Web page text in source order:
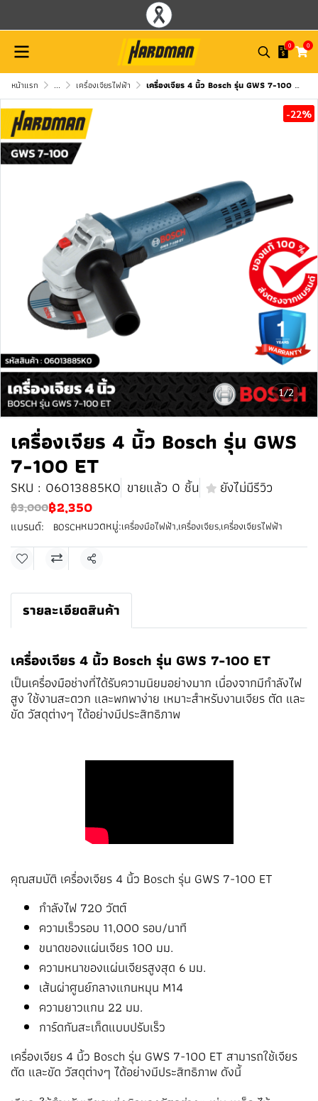
0 0
หน้าแรก ... เครื่องเจียรไฟฟ้า เครื่องเจียร 4 นิ้ว Bosch รุ่น GWS 7-100 ET
1/2
-22%
เครื่องเจียร 4 นิ้ว Bosch รุ่น GWS
7-100 ET
SKU : 06013885K0 ขายแล้ว 0 ชิ้น ยังไม่มีรีวิว
฿3,000฿2,350
แบรนด์: BOSCHหมวดหมู่:เครื่องมือไฟฟ้า,เครื่องเจียร,เครื่องเจียรไฟฟ้า
แชร์
รายละเอียดสินค้า
เครื่องเจียร 4 นิ้ว Bosch รุ่น GWS 7-100 ET
เป็นเครื่องมือช่างที่ได้รับความนิยมอย่างมาก เนื่องจากมีกำลังไฟ
สูง ใช้งานสะดวก และพกพาง่าย เหมาะสำหรับงานเจียร ตัด และ
ขัด วัสดุต่างๆ ได้อย่างมีประสิทธิภาพ
คุณสมบัติ เครื่องเจียร 4 นิ้ว Bosch รุ่น GWS 7-100 ET
กำลังไฟ 720 วัตต์
ความเร็วรอบ 11,000 รอบ/นาที
ขนาดของแผ่นเจียร 100 มม.
ความหนาของแผ่นเจียรสูงสุด 6 มม.
เส้นผ่าศูนย์กลางแกนหมุน M14
ความยาวแกน 22 มม.
การ์ดกันสะเก็ดแบบปรับเร็ว
เครื่องเจียร 4 นิ้ว Bosch รุ่น GWS 7-100 ET สามารถใช้เจียร
ตัด และขัด วัสดุต่างๆ ได้อย่างมีประสิทธิภาพ ดังนี้